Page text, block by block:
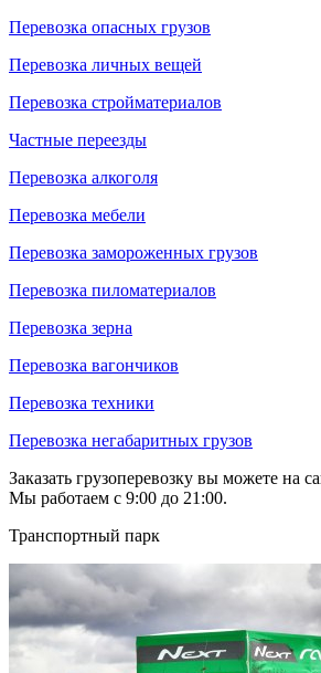
Перевозка опасных грузов
Перевозка личных вещей
Перевозка стройматериалов
Частные переезды
Перевозка алкоголя
Перевозка мебели
Перевозка замороженных грузов
Перевозка пиломатериалов
Перевозка зерна
Перевозка вагончиков
Перевозка техники
Перевозка негабаритных грузов
Заказать грузоперевозку вы можете на
Мы работаем с 9:00 до 21:00.
Транспортный парк